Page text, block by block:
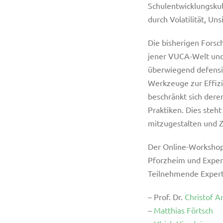
durch Volatilität,
Die bisherigen
jener VUCA-Welt
überwiegend
Werkzeuge zur
beschränkt sich
Praktiken. Dies
mitzugestalten und
Der Online-
Pforzheim und
Teilnehmende
– Prof. Dr. Christof
– Matthias Förtsch